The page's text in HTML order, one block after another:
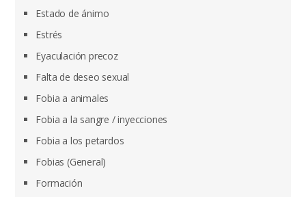
Estado de ánimo
Estrés
Eyaculación precoz
Falta de deseo sexual
Fobia a animales
Fobia a la sangre / inyecciones
Fobia a los petardos
Fobias (General)
Formación